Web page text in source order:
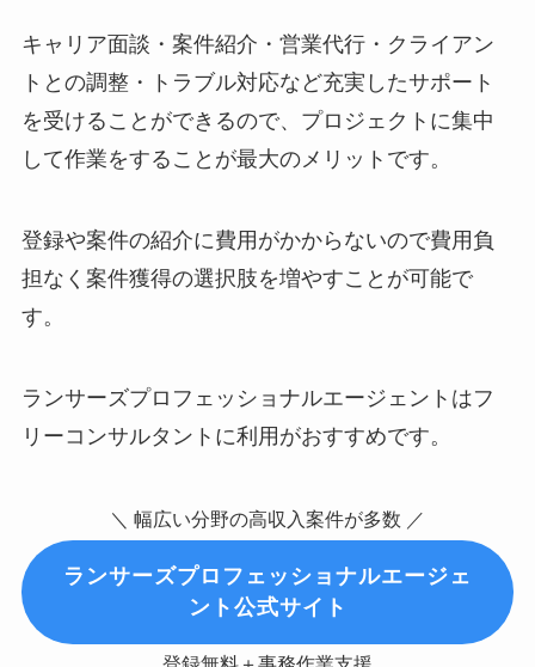
キャリア面談・案件紹介・営業代行・クライアン
トとの調整・トラブル対応など充実したサポート
を受けることができるので、プロジェクトに集中
して作業をすることが最大のメリットです。
登録や案件の紹介に費用がかからないので費用負
担なく案件獲得の選択肢を増やすことが可能で
す。
ランサーズプロフェッショナルエージェントはフ
リーコンサルタントに利用がおすすめです。
＼ 幅広い分野の高収入案件が多数 ／
ランサーズプロフェッショナルエージェ
ント公式サイト